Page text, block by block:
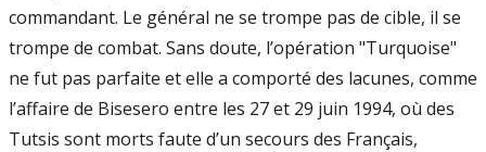
commandant. Le général ne se trompe pas de cible, il se
trompe de combat. Sans doute, l’opération "Turquoise"
ne fut pas parfaite et elle a comporté des lacunes, comme
l’affaire de Bisesero entre les 27 et 29 juin 1994, où des
Tutsis sont morts faute d’un secours des Français,